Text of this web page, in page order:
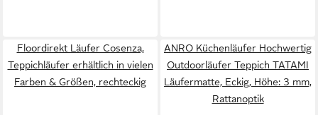
Floordirekt Läufer Cosenza,
Teppichläufer erhältlich in vielen
Farben & Größen, rechteckig
ANRO Küchenläufer Hochwertig
Outdoorläufer Teppich TATAMI
Läufermatte, Eckig, Höhe: 3 mm,
Rattanoptik